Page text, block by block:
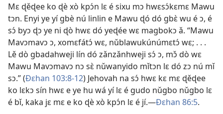
Mɛ ɖěɖee ko ɖè xò kpɔ́n lɛ é sixu mɔ hwɛsɔ́kɛmɛ Mawu
tɔn. Enyi ye yí gbè nú linlin e Mawu ɖó dó gbɛ̀ wu é ɔ, é
sɔ́ byɔ ɖɔ ye ni ɖò hwɛ dó yeɖée wɛ magbokɔ ǎ. “Mawu
Mavɔmavɔ ɔ, xomɛfátɔ́ wɛ, nǔblawukúnúmɛtɔ́ wɛ; . . .
Lě dò gbadahweji lín dó zǎnzǎnhweji sɔ́ ɔ, mɔ̌ dò wɛ
Mawu Mavɔmavɔ nɔ sɛ̀ nǔwanyido mǐtɔn lɛ dó zɔ nú mǐ
sɔ.” (Ðɛhan 103:8-12) Jehovah na sɔ́ hwɛ kɛ mɛ ɖěɖee
ko lɛkɔ sín hwɛ e ye hu wá yí lɛ é gudo nǔgbo nǔgbo lɛ
é bǐ, kaka jɛ mɛ e ko ɖè xò kpɔ́n lɛ é jí.—Ðɛhan 86:5.